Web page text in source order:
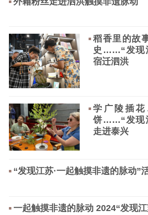
用
新闻出版
精品出版 全民阅读
电影创作 电
机关党建
紫金人才 职
稻香里的故
史……“发现
宿迁泗洪
学广陵插
饼……“发现
走进泰兴
“发现江苏·一起触摸非遗的脉动”
一起触摸非遗的脉动 2024“发现